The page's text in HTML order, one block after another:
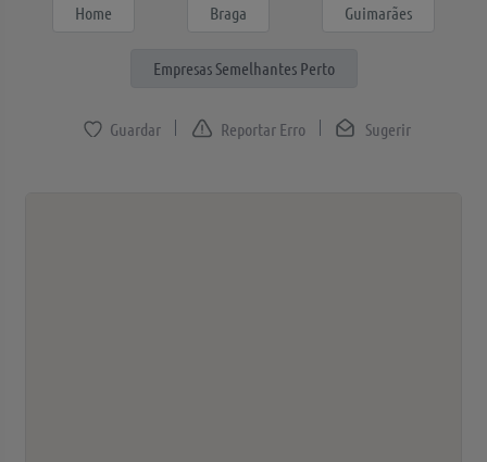
Home Braga Guimarães
Empresas Semelhantes Perto
Sugerir
Reportar Erro